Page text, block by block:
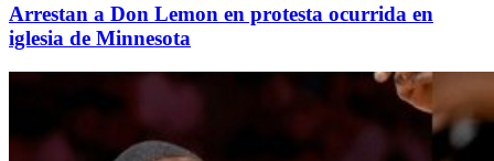
Arrestan a Don Lemon en protesta ocurrida en
iglesia de Minnesota